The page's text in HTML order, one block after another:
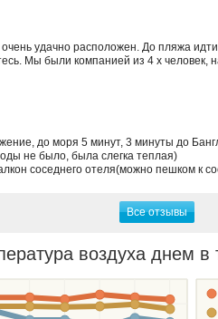
удачно расположен. До пляжа
Мы были компанией из 4 х
до моря 5 минут, 3 минуты до
не было, была слегка теплая)
соседнего отеля(можно пешком к
Все отзывы
воздуха днем в